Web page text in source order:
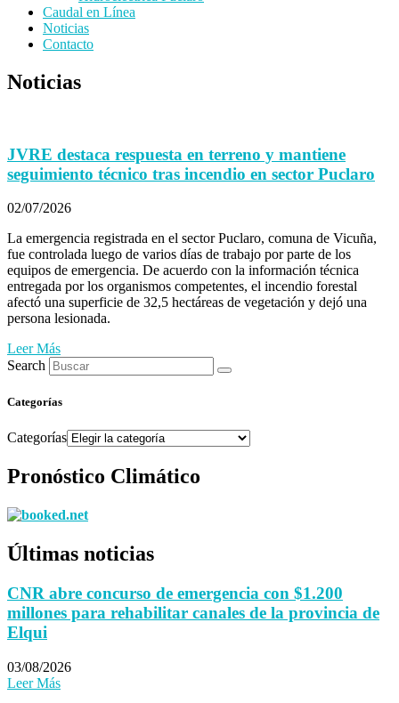
Caudal en Línea
Noticias
Contacto
Noticias
JVRE destaca respuesta en terreno y mantiene
seguimiento técnico tras incendio en sector Puclaro
02/07/2026
La emergencia registrada en el sector Puclaro, comuna de Vicuña,
fue controlada luego de varios días de trabajo por parte de los
equipos de emergencia. De acuerdo con la información técnica
entregada por los organismos competentes, el incendio forestal
afectó una superficie de 32,5 hectáreas de vegetación y dejó una
persona lesionada.
Leer Más
Search
Categorías
Categorías
Pronóstico Climático
Últimas noticias
CNR abre concurso de emergencia con $1.200
millones para rehabilitar canales de la provincia de
Elqui
03/08/2026
Leer Más